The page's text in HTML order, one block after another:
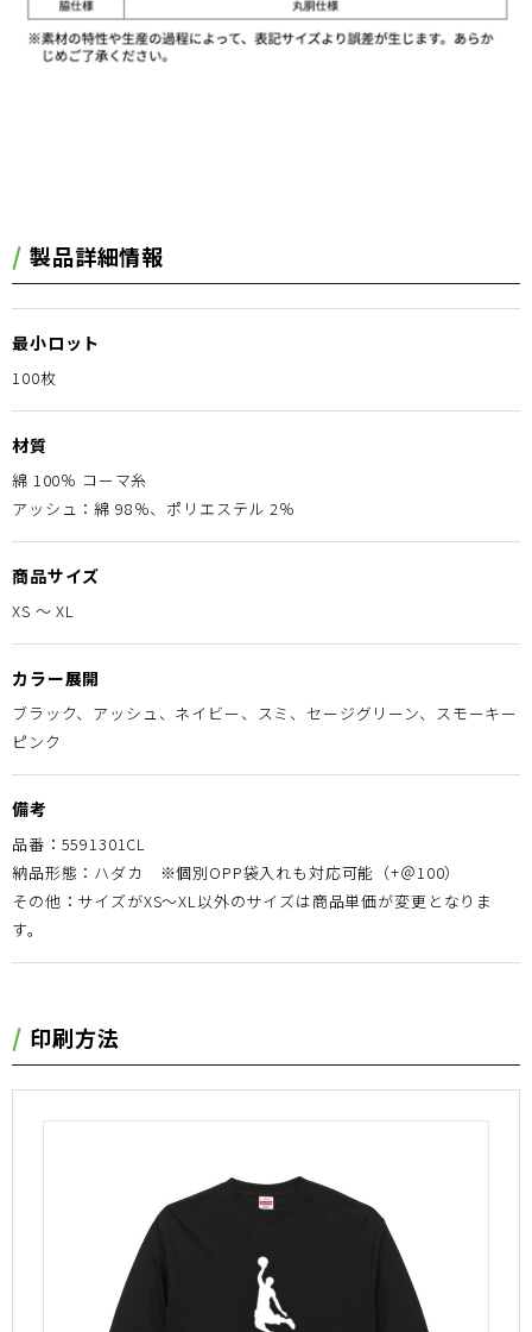
製品詳細情報
最小ロット
100枚
材質
綿 100％ コーマ糸
アッシュ：綿 98％、ポリエステル 2％
商品サイズ
XS ～ XL
カラー展開
ブラック、アッシュ、ネイビー、スミ、セージグリーン、スモーキー
ピンク
備考
品番：5591301CL
納品形態：ハダカ ※個別OPP袋入れも対応可能（+＠100）
その他：サイズがXS〜XL以外のサイズは商品単価が変更となりま
す。
印刷方法